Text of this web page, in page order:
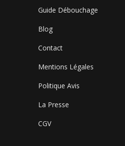
Guide Débouchage
Blog
Contact
Mentions Légales
Politique Avis
La Presse
CGV